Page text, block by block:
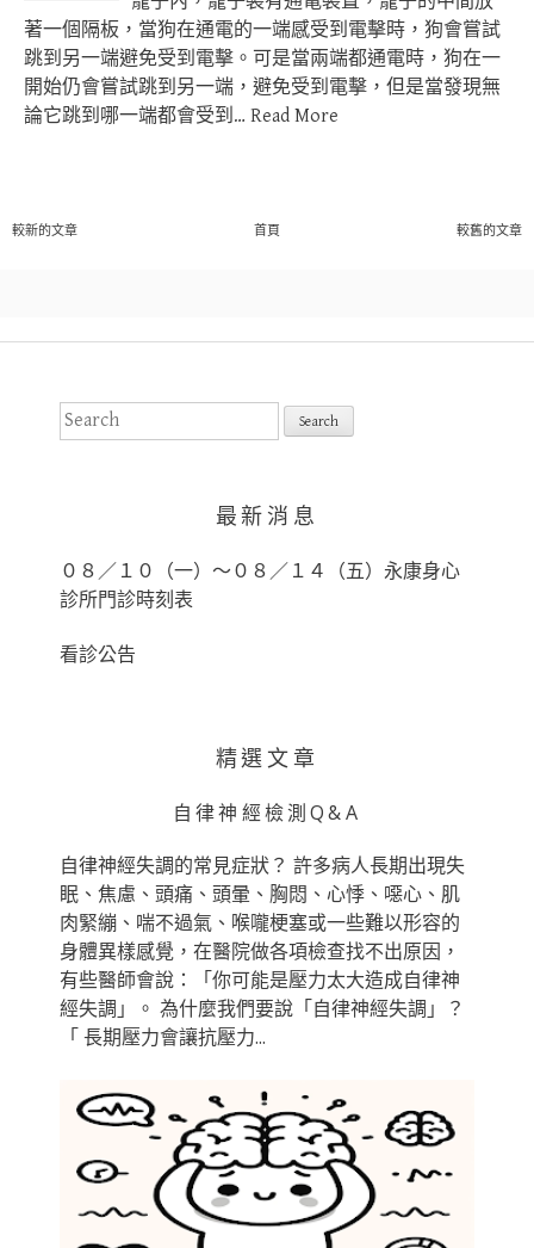
著一個隔板，當狗在通電的一端感受到電擊時，狗會嘗試
跳到另一端避免受到電擊。可是當兩端都通電時，狗在一
開始仍會嘗試跳到另一端，避免受到電擊，但是當發現無
論它跳到哪一端都會受到… Read More
較新的文章 較舊的文章
首頁
S
e
h
f
o
r
最新消息
０８／１０（一）～０８／１４（五）永康身心
診所門診時刻表
看診公告
精選文章
自律神經檢測Q&A
自律神經失調的常見症狀？ 許多病人長期出現失
眠、焦慮、頭痛、頭暈、胸悶、心悸、噁心、肌
肉緊繃、喘不過氣、喉嚨梗塞或一些難以形容的
身體異樣感覺，在醫院做各項檢查找不出原因，
有些醫師會說：「你可能是壓力太大造成自律神
經失調」。 為什麼我們要說「自律神經失調」？
「 長期壓力會讓抗壓力...